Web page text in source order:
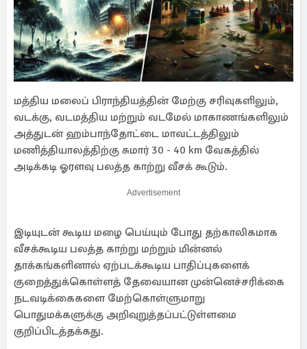
மத்திய மலைப் பிராந்தியத்தின் மேற்கு சரிவுகளிலும்,
வடக்கு, வடமத்திய மற்றும் வடமேல் மாகாணங்களிலும்
அத்துடன் ஹம்பாந்தோட்டை மாவட்டத்திலும்
மணித்தியாலத்திற்கு சுமார் 30 - 40 km வேகத்தில்
அடிக்கடி ஓரளவு பலத்த காற்று வீசக் கூடும்.
Advertisement
இடியுடன் கூடிய மழை பெய்யும் போது தற்காலிகமாக
வீசக்கூடிய பலத்த காற்று மற்றும் மின்னல்
தாக்கங்களினால் ஏற்படக்கூடிய பாதிப்புகளைக்
குறைத்துக்கொள்ளத் தேவையான முன்னெச்சரிக்கை
நடவடிக்கைகளை மேற்கொள்ளுமாறு
பொதுமக்களுக்கு அறிவுறுத்தப்பட்டுள்ளமை
குறிப்பிடத்தக்கது.